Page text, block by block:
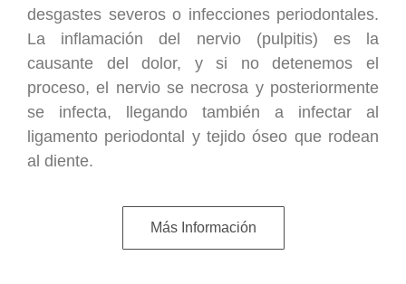
desgastes severos o infecciones periodontales.
La inflamación del nervio (pulpitis) es la
causante del dolor, y si no detenemos el
proceso, el nervio se necrosa y posteriormente
se infecta, llegando también a infectar al
ligamento periodontal y tejido óseo que rodean
al diente.
Más Información